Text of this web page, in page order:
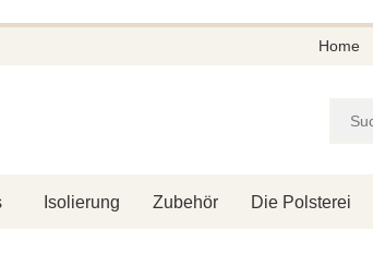
Home
Isolierung Zubehör Die Polsterei